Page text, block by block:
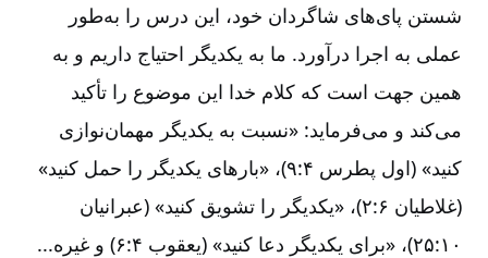
شستن پای‌های شاگردان خود، این درس را به‌طور
عملی به اجرا درآورد. ما به یکدیگر احتیاج داریم و به
همین جهت است که کلام خدا این موضوع را تأکید
می‌کند و می‌فرماید:‌ «نسبت به یکدیگر مهمان‌نوازی
کنید» (اول پطرس ۴:‏۹)، «بارهای یکدیگر را حمل کنید»
(غلاطیان ۶:‏۲)، «یکدیگر را تشویق کنید» (عبرانیان
۱۰:‏۲۵)، «برای یکدیگر دعا کنید» (یعقوب ۴:‏۶) و غیره‌...